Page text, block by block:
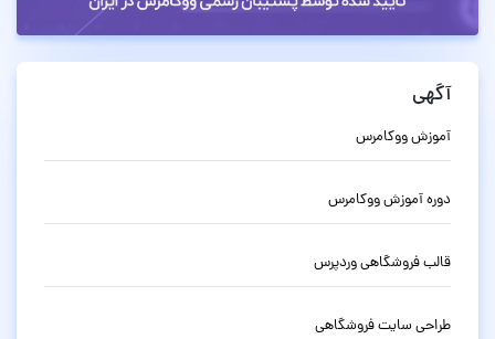
آگهی
آموزش ووکامرس
دوره آموزش ووکامرس
قالب فروشگاهی وردپرس
طراحی سایت فروشگاهی